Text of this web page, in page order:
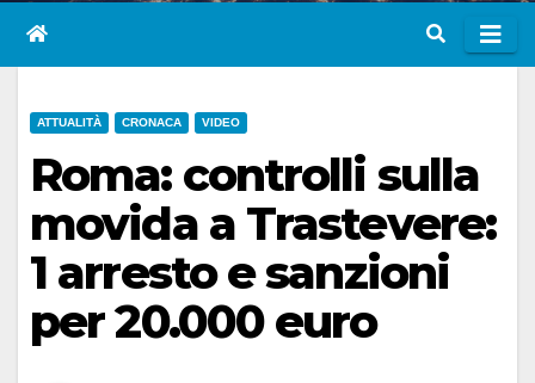
ATTUALITÀ CRONACA VIDEO
Roma: controlli sulla
movida a Trastevere:
1 arresto e sanzioni
per 20.000 euro